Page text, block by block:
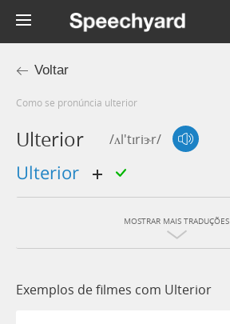
Voltar
Como se pronúncia ulterior
Ulterior /ʌl'tɪriɝr/
ulterior
MOSTRAR MAIS TRADUÇÕES
Exemplos de filmes com Ulterior